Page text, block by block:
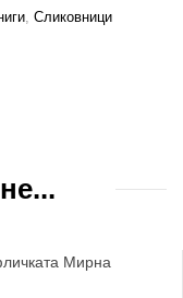
, Сликовници